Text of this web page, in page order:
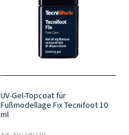
UV-Gel-Topcoat für
Fußmodellage Fix Tecnifoot 10
ml